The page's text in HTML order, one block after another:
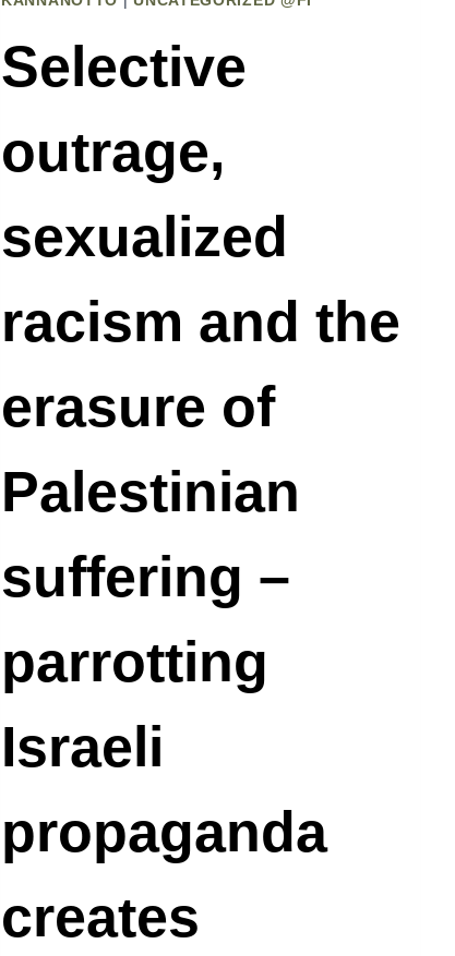
Selective
outrage,
sexualized
racism and the
erasure of
Palestinian
suffering –
parrotting
Israeli
propaganda
creates